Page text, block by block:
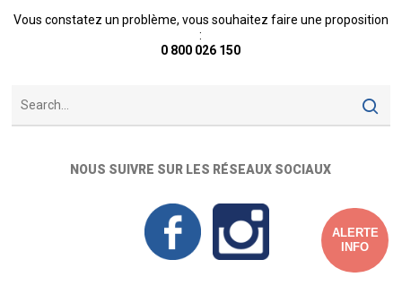
Vous constatez un problème, vous souhaitez faire une proposition
:
0 800 026 150
NOUS SUIVRE SUR LES RÉSEAUX SOCIAUX
ALERTE
INFO